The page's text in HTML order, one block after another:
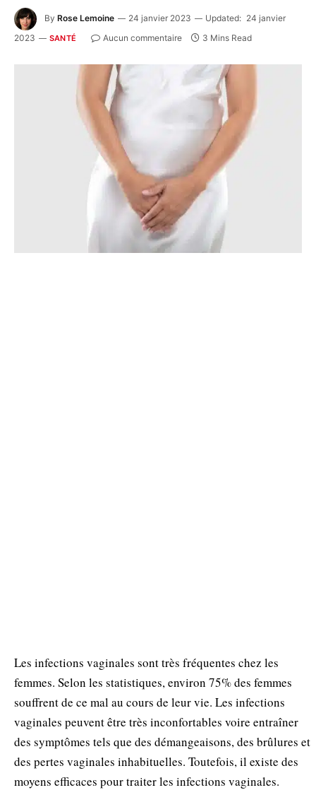
By Rose Lemoine 24 janvier 2023 Updated: 24 janvier
2023
SANTÉ Aucun commentaire 3 Mins Read
Les infections vaginales sont très fréquentes chez les
femmes. Selon les statistiques, environ 75% des femmes
souffrent de ce mal au cours de leur vie. Les infections
vaginales peuvent être très inconfortables voire entraîner
des symptômes tels que des démangeaisons, des brûlures et
des pertes vaginales inhabituelles. Toutefois, il existe des
moyens efficaces pour traiter les infections vaginales.